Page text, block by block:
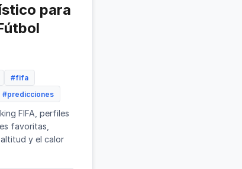
para
#fifa
#predicciones
FIFA, perfiles
favoritas,
y el calor